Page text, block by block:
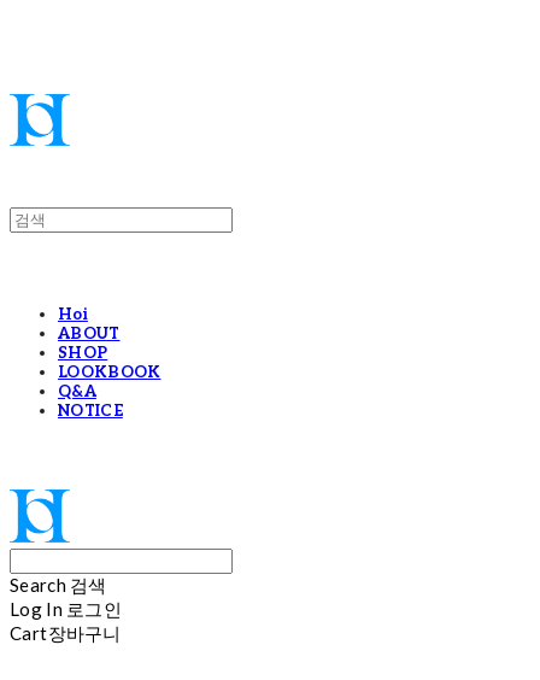
Hoi
ABOUT
SHOP
LOOKBOOK
Q&A
NOTICE
Search 검색
Log In 로그인
Cart장바구니